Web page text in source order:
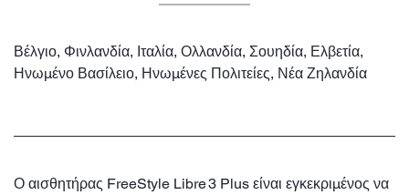
Βέλγιο, Φινλανδία, Ιταλία, Ολλανδία, Σουηδία, Ελβετία,
Ηνωμένο Βασίλειο, Ηνωμένες Πολιτείες, Νέα Ζηλανδία
Ο αισθητήρας FreeStyle Libre 3 Plus είναι εγκεκριμένος να